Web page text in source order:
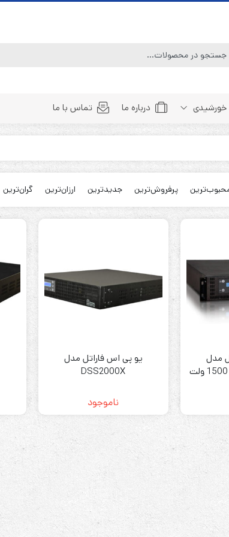
Line Interactive (Simulated Sine
Line Interactive (Pure Sine
Double Conversion
Double Convertion
Double Conversion
رله‌ای
AVR
سروو موتوری
خورشیدی درباره ما تماس با ما
پرفروش‌ترین جدیدترین ارزان‌ترین گران‌ترین
مدل
DSS1500X ظرفیت 1500 ولت
یو پی اس فاراتل مدل
DSS2000X
ناموجود